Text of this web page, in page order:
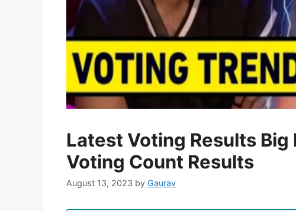
Latest Voting Results Big
Voting Count Results
August 13, 2023 by Gaurav